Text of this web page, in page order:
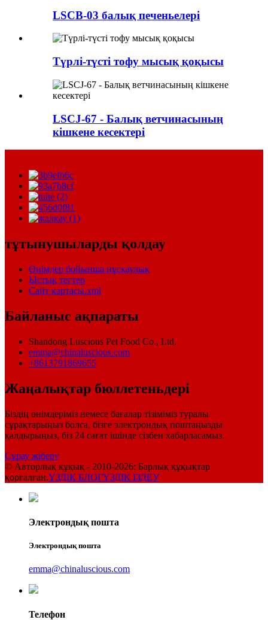
LSCB-03 балық печеньелері
Түрлі-түсті тофу мысық қоқысы
LSCJ-67 - Балық ветчинасының
кішкене кесектері
тұтынушыларды қолдау
Өнімдер бойынша нұсқаулық
Ыстық тегтер
Сайт картасы.xml
Байланыс ақпараты
Shandong Luscious Pet Food Co., Ltd.
emma@chinaluscious.com
+8613791869655
Жаңалықтар бюллетеньдері
Біздің өнімдеріміз немесе бағалар тізіміміз туралы
сұрақтарыңыз болса, бізге электрондық поштаңызды
қалдырыңыз, біз 24 сағат ішінде сізбен хабарласамыз.
Сұрау жіберу
© Авторлық құқық - 2010-2026: Барлық құқықтар
қорғалған.ҮЗДІК БЛОГҮЗДІК ІЗДЕУ
Электрондық пошта
Электрондық пошта
emma@chinaluscious.com
Телефон